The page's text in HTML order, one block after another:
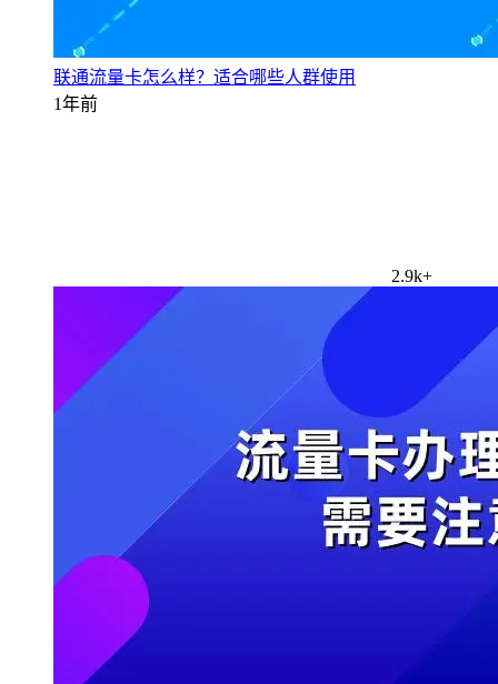
联通流量卡怎么样？适合哪些人群使用
1年前
2.9k+